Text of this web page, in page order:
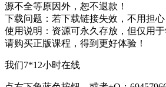
源不全等原因外，恕不退款！
下载问题： 若下载链接失效，不用担心
使用说明： 资源可永久存放，但仅用
请购买正版课程，得到更好体验！
我们7*12小时在线